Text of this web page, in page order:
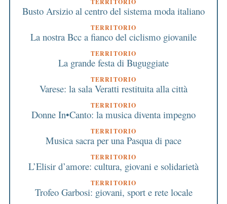
TERRITORIO
Busto Arsizio al centro del sistema moda italiano
TERRITORIO
La nostra Bcc a fianco del ciclismo giovanile
TERRITORIO
La grande festa di Buguggiate
TERRITORIO
Varese: la sala Veratti restituita alla città
TERRITORIO
Donne In•Canto: la musica diventa impegno
TERRITORIO
Musica sacra per una Pasqua di pace
TERRITORIO
L’Elisir d’amore: cultura, giovani e solidarietà
TERRITORIO
Trofeo Garbosi: giovani, sport e rete locale